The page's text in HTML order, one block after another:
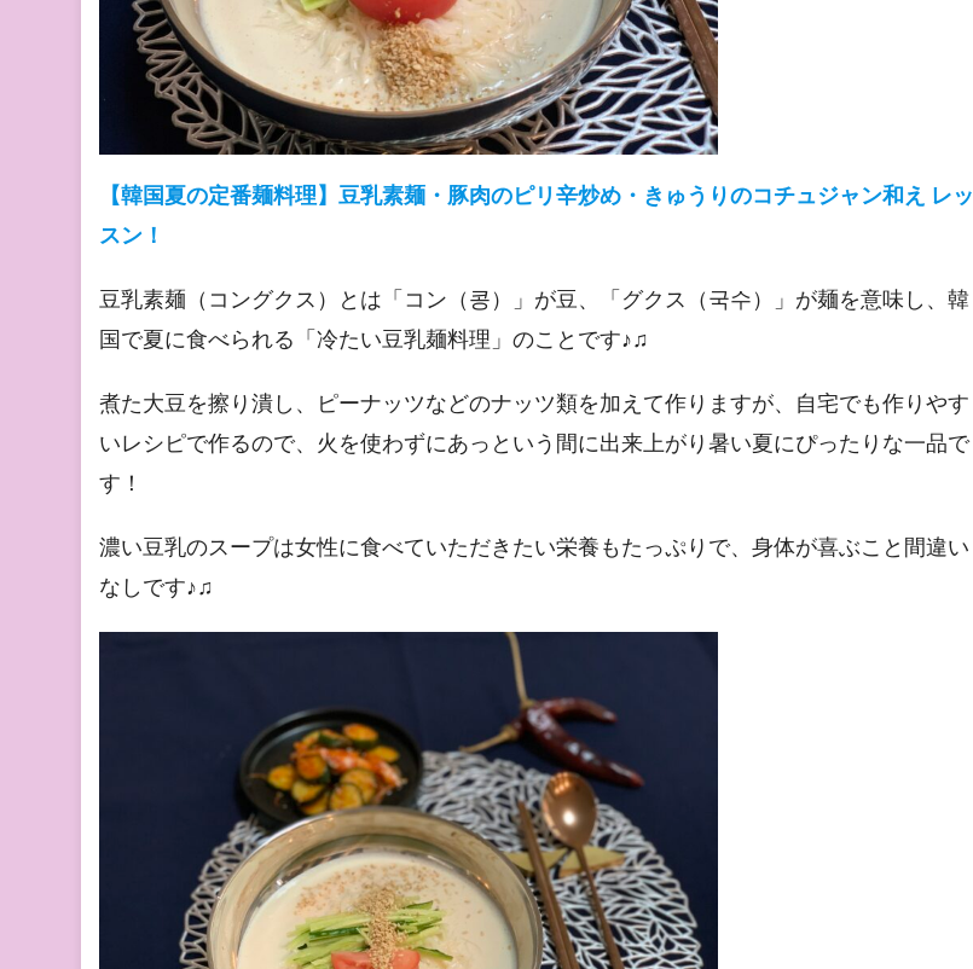
【韓国夏の定番麺料理】豆乳素麺・豚肉のピリ辛炒め・きゅうりのコチュジャン和え レッ
スン！
豆乳素麺（コングクス）とは「コン（콩）」が豆、「グクス（국수）」が麺を意味し、韓
国で夏に食べられる「冷たい豆乳麺料理」のことです♪♫
煮た大豆を擦り潰し、ピーナッツなどのナッツ類を加えて作りますが、自宅でも作りやす
いレシピで作るので、火を使わずにあっという間に出来上がり暑い夏にぴったりな一品で
す！
濃い豆乳のスープは女性に食べていただきたい栄養もたっぷりで、身体が喜ぶこと間違い
なしです♪♫